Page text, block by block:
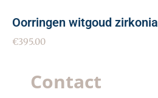
Oorringen witgoud zirkonia
€395.00
Contact